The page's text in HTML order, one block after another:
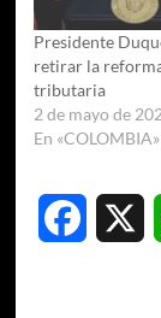
Presidente
retirar la
tributaria
2 de mayo de
En «COLOMBIA»